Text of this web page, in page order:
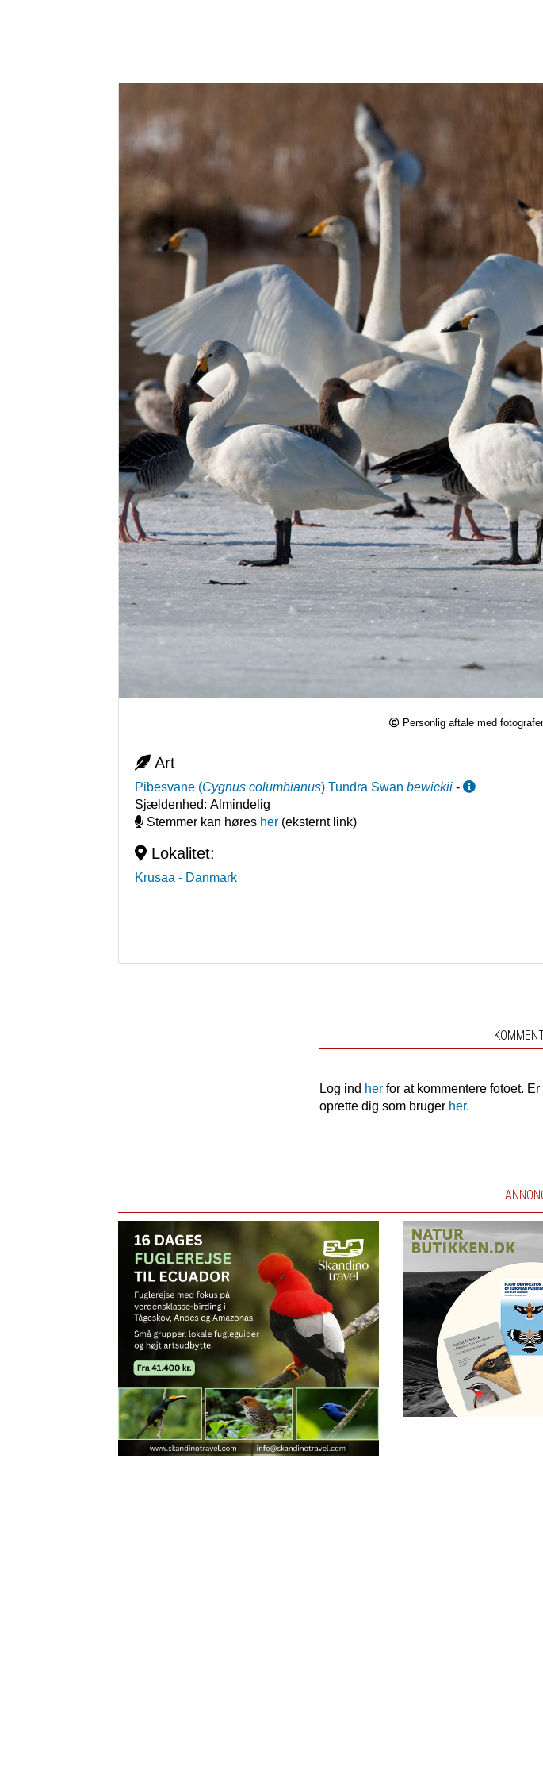
Personlig aftale med
Art
Pibesvane (Cygnus columbianus)Tundra Swan bewickii -
Sjældenhed:Almindelig
Stemmer kan høres her (eksternt link)
Lokalitet:
Krusaa - Danmark
Log ind her for at kommentere fotoet.
oprette dig som bruger her.